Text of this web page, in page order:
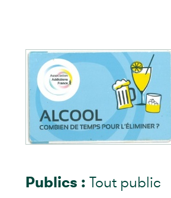
Publics : Tout public